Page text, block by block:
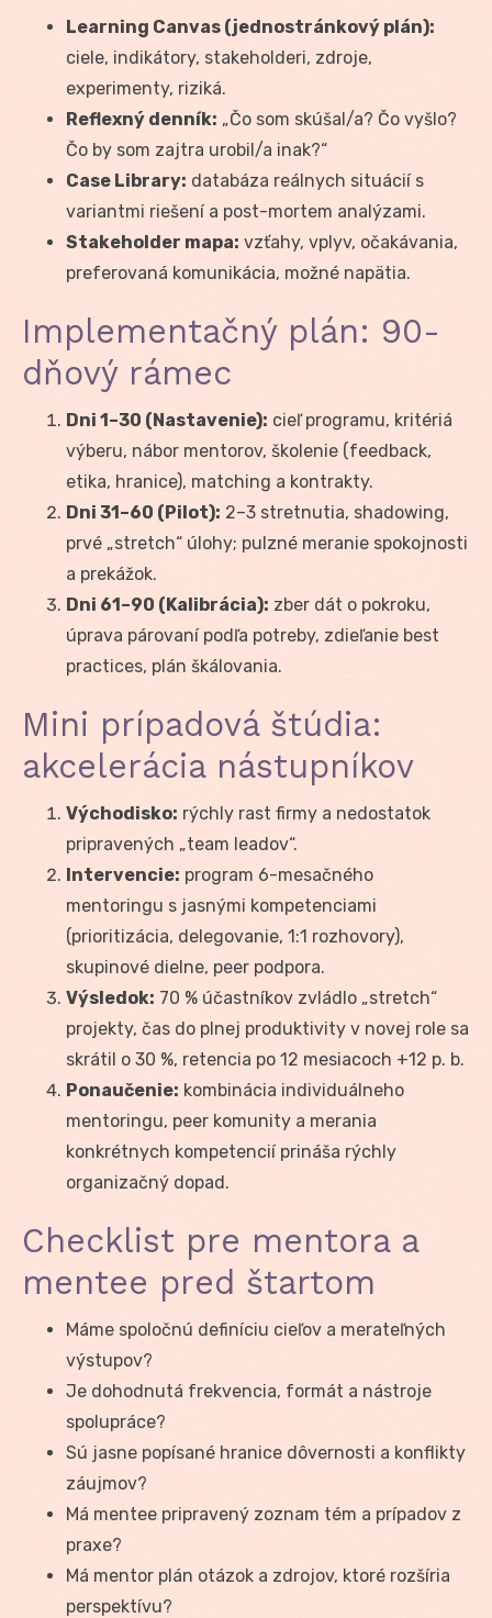
Learning Canvas (jednostránkový plán):
ciele, indikátory, stakeholderi, zdroje,
experimenty, riziká.
Reflexný denník: „Čo som skúšal/a? Čo vyšlo?
Čo by som zajtra urobil/a inak?“
Case Library: databáza reálnych situácií s
variantmi riešení a post-mortem analýzami.
Stakeholder mapa: vzťahy, vplyv, očakávania,
preferovaná komunikácia, možné napätia.
Implementačný plán: 90-
dňový rámec
Dni 1–30 (Nastavenie): cieľ programu, kritériá
výberu, nábor mentorov, školenie (feedback,
etika, hranice), matching a kontrakty.
Dni 31–60 (Pilot): 2–3 stretnutia, shadowing,
prvé „stretch“ úlohy; pulzné meranie spokojnosti
a prekážok.
Dni 61–90 (Kalibrácia): zber dát o pokroku,
úprava párovaní podľa potreby, zdieľanie best
practices, plán škálovania.
Mini prípadová štúdia:
akcelerácia nástupníkov
Východisko: rýchly rast firmy a nedostatok
pripravených „team leadov“.
Intervencie: program 6-mesačného
mentoringu s jasnými kompetenciami
(prioritizácia, delegovanie, 1:1 rozhovory),
skupinové dielne, peer podpora.
Výsledok: 70 % účastníkov zvládlo „stretch“
projekty, čas do plnej produktivity v novej role sa
skrátil o 30 %, retencia po 12 mesiacoch +12 p. b.
Ponaučenie: kombinácia individuálneho
mentoringu, peer komunity a merania
konkrétnych kompetencií prináša rýchly
organizačný dopad.
Checklist pre mentora a
mentee pred štartom
Máme spoločnú definíciu cieľov a merateľných
výstupov?
Je dohodnutá frekvencia, formát a nástroje
spolupráce?
Sú jasne popísané hranice dôvernosti a konflikty
záujmov?
Má mentee pripravený zoznam tém a prípadov z
praxe?
Má mentor plán otázok a zdrojov, ktoré rozšíria
perspektívu?